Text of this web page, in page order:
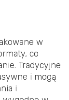
w
co
Tradycyjne
i mogą
i